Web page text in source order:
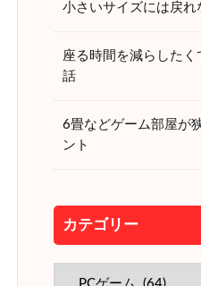
小さいサイズには戻れ
座る時間を減らした
話
6畳などゲーム部屋が
ント
カテゴリー